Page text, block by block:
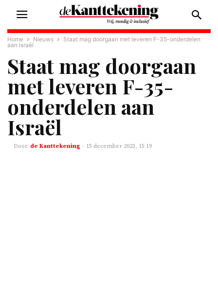
Home Nieuws
Staat mag doorgaan met leveren F-35-onderdelen
aan Israël
Staat mag doorgaan
met leveren F-35-
onderdelen aan
Israël
de Kanttekening - 15 december 2023, 15:19